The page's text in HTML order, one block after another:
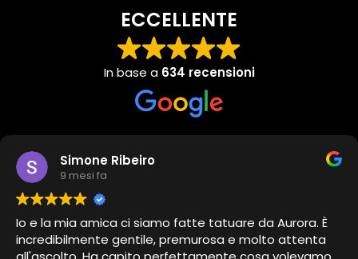
ECCELLENTE
In base a 634 recensioni
Simone Ribeiro
9 mesi fa
Io e la mia amica ci siamo fatte tatuare da Aurora. È
incredibilmente gentile, premurosa e molto attenta